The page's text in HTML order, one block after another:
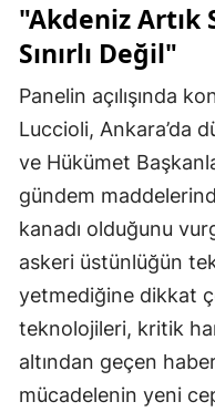
"Akdeniz Artık
Sınırlı Değil"
Panelin açılışında
Luccioli, Ankara’da
ve Hükümet
gündem
kanadı olduğunu
askeri üstünlüğün
yetmediğine dikkat
teknolojileri, kritik
altından geçen
mücadelenin yeni